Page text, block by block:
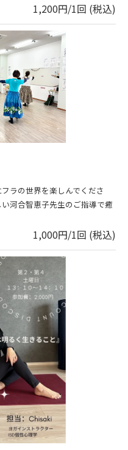
1,200円/1回 (税込)
ラの世界を楽しんでくださ
河合智恵子先生のご指導で癒
1,000円/1回 (税込)